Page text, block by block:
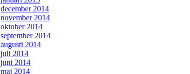
december 2014
november 2014
oktober 2014
september 2014
augusti 2014
juli 2014
juni 2014
maj 2014